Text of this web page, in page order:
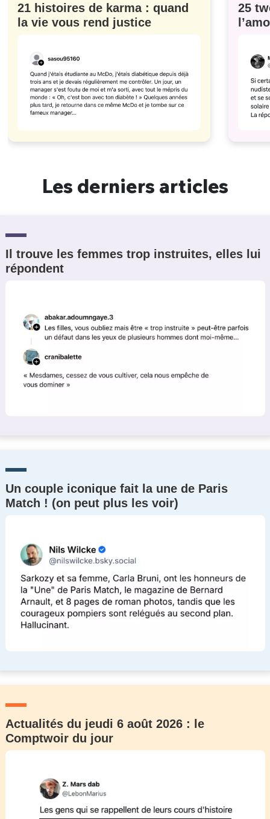
21 histoires de karma : quand
la vie vous rend justice
25
Les derniers articles
Il trouve les femmes trop instruites, elles lui
répondent
Un couple iconique fait la une de Paris
Match ! (on peut plus les voir)
Actualités du jeudi 6 août 2026 : le
Comptwoir du jour